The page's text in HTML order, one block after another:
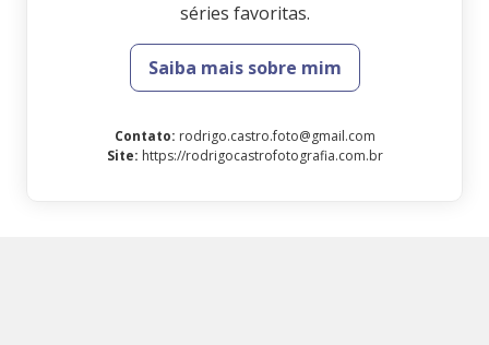
séries favoritas.
Saiba mais sobre mim
Contato: rodrigo.castro.foto@gmail.com
Site: https://rodrigocastrofotografia.com.br